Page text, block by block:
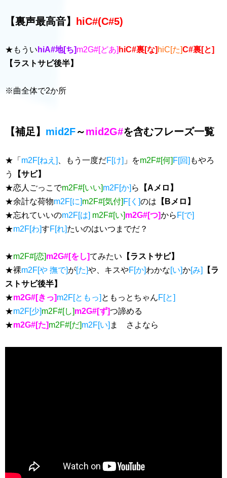
【裏声最高音】 hiC#(C#5)
★もうい hiA#地[ち]m2G#[どあ] hiC#裏[な] hiC[た]C#裏[と]
【ラストサビ後半】
※曲全体で2か所
【補足】 mid2F～mid2G#を含むフレーズ一覧
★「 m2F[ねえ] 、もう一度だF[け] 」をm2F#[何] F[回] もやろ
う
【サビ】
★恋人ごっこでm2F#[いい]m2F[か] ら
【Aメロ】
★余計な荷物m2F[に]m2F#[気付] F[く]のは 【Bメロ】
★忘れていいのm2F[は] m2F#[い]m2G#[つ]から F[で]
★m2F[わ]すF[れ]たいのはいつまでだ？
★m2F#[恋]m2G#[をし]てみたい 【ラストサビ】
★裸m2F[や 撫で]が[た]や、キスやF[か]わかな[い]か[み]
【ラ
ストサビ後半】
★m2G#[きっ]m2F[ともっ] ともっとちゃんF[と]
★m2F[少]m2F#[し]m2G#[ず]つ諦める
★m2G#[た]m2F#[だ]m2F[い] ま さよなら